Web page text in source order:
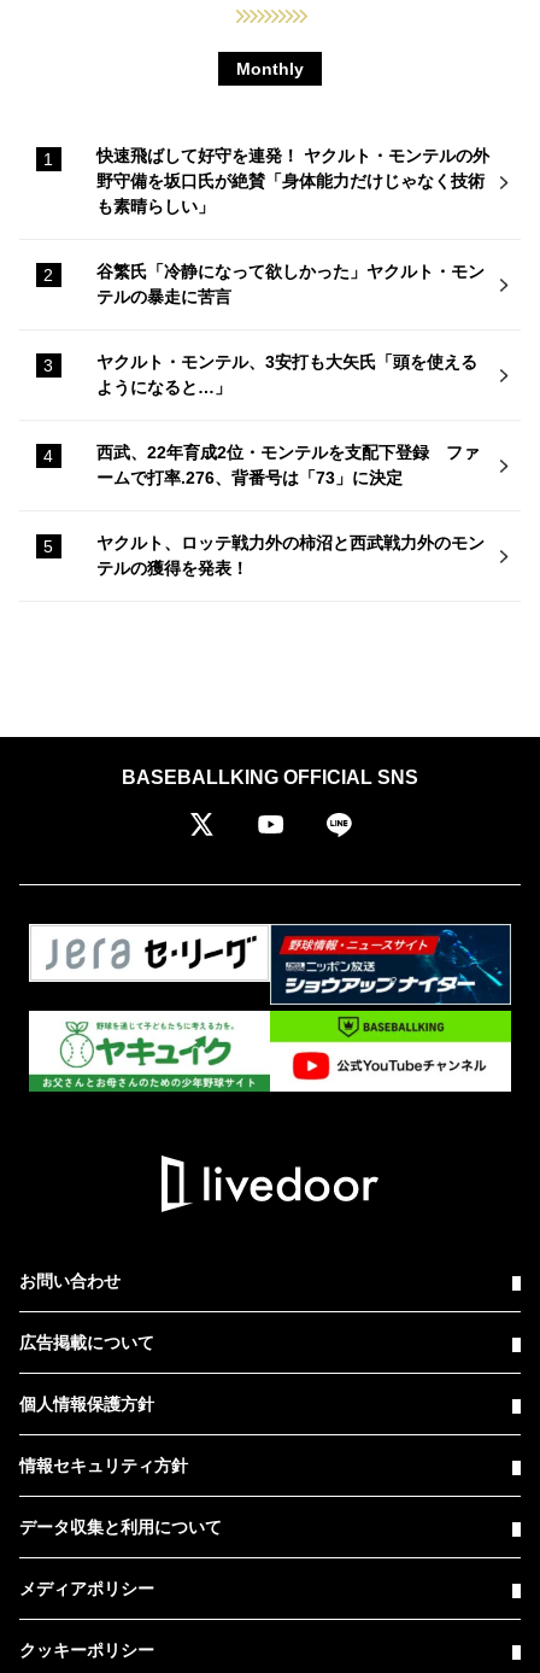
Monthly
快速飛ばして好守を連発！ ヤクルト・モンテルの外
野守備を坂口氏が絶賛「身体能力だけじゃなく技術
も素晴らしい」
谷繁氏「冷静になって欲しかった」ヤクルト・モン
テルの暴走に苦言
ヤクルト・モンテル、3安打も大矢氏「頭を使える
ようになると…」
西武、22年育成2位・モンテルを支配下登録 ファ
ームで打率.276、背番号は「73」に決定
ヤクルト、ロッテ戦力外の柿沼と西武戦力外のモン
テルの獲得を発表！
BASEBALLKING OFFICIAL SNS
お問い合わせ
広告掲載について
個人情報保護方針
情報セキュリティ方針
データ収集と利用について
メディアポリシー
クッキーポリシー